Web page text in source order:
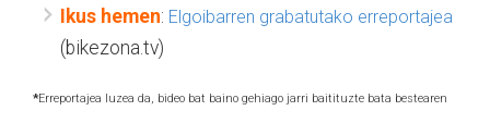
Ikus hemen: Elgoibarren grabatutako erreportajea
(bikezona.tv)
*Erreportajea luzea da, bideo bat baino gehiago jarri baitituzte bata bestearen